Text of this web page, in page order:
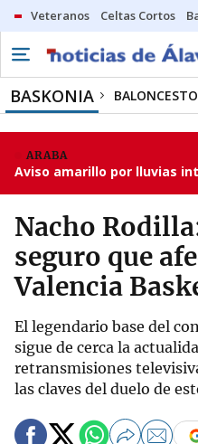
Veteranos Celtas Cortos
BASKONIA BALONCESTO
ARABA
Aviso amarillo por lluvias
Nacho
seguro que
Valencia
El legendario base del
sigue de cerca la
retransmisiones
las claves del duelo de